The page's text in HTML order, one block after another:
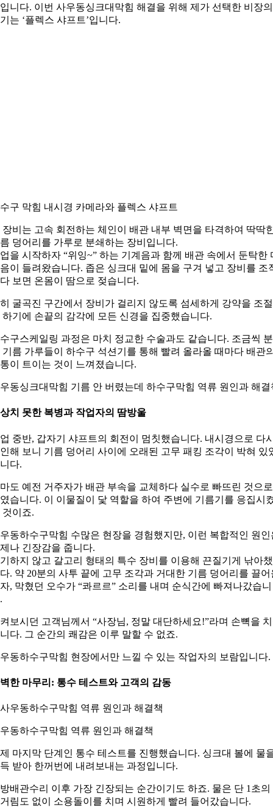
니다. 이번 사우동싱크대막힘 해결을 위해 제가 선택한 비장의
는 ‘플렉스 샤프트’입니다.
구 막힘 내시경 카메라와 플렉스 샤프트
장비는 고속 회전하는 체인이 배관 내부 벽면을 타격하여 딱딱
덩어리를 가루로 분쇄하는 장비입니다.
을 시작하자 “위잉~” 하는 기계음과 함께 배관 속에서 둔탁한
이 들려왔습니다. 좁은 싱크대 밑에 몸을 구겨 넣고 장비를 조
보면 온몸이 땀으로 젖습니다.
굴곡진 구간에서 장비가 걸리지 않도록 섬세하게 강약을 조
하기에 손끝의 감각에 모든 신경을 집중했습니다.
구스케일링 과정은 마치 정교한 수술과도 같습니다. 조금씩
기름 가루들이 하수구 석션기를 통해 빨려 올라올 때마다 배관
이 트이는 것이 느껴졌습니다.
동싱크대막힘 기름 안 버렸는데 하수구막힘 역류 원인과 해결
치 못한 복병과 작업자의 땀방울
중반, 갑자기 샤프트의 회전이 멈칫했습니다. 내시경으로 다
해 보니 기름 덩어리 사이에 오래된 고무 패킹 조각이 박혀 있
다.
도 예전 거주자가 배관 부속을 교체하다 실수로 빠뜨린 것으로
습니다. 이 이물질이 닻 역할을 하여 주변에 기름기를 응집시
것이죠.
동하수구막힘 수많은 현장을 경험했지만, 이런 복합적인 원인
나 긴장감을 줍니다.
하지 않고 갈고리 형태의 특수 장비를 이용해 끈질기게 낚아
. 약 20분의 사투 끝에 고무 조각과 거대한 기름 덩어리를 끌어
, 막혔던 오수가 “콰르르” 소리를 내며 순식간에 빠져나갔습니
보시던 고객님께서 “사장님, 정말 대단하세요!”라며 손뼉을
다. 그 순간의 쾌감은 이루 말할 수 없죠.
동하수구막힘 현장에서만 느낄 수 있는 작업자의 보람입니다.
한 마무리: 통수 테스트와 고객의 감동
동하수구막힘 역류 원인과 해결책
마지막 단계인 통수 테스트를 진행했습니다. 싱크대 볼에 물
받아 한꺼번에 내려보내는 과정입니다.
배관수리 이후 가장 긴장되는 순간이기도 하죠. 물은 단 1초의
림도 없이 소용돌이를 치며 시원하게 빨려 들어갔습니다.